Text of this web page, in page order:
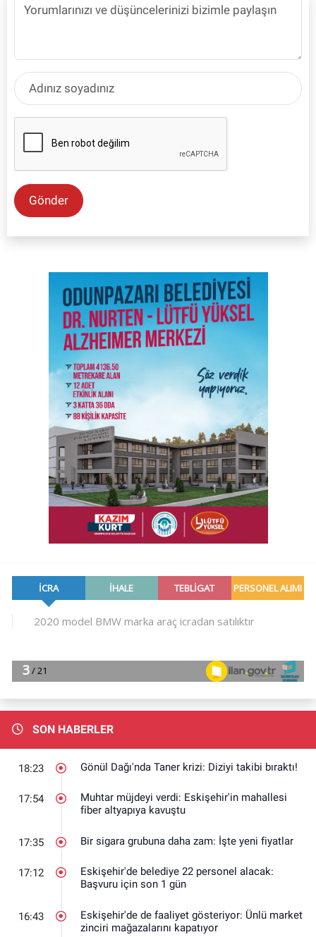
Gönder
SON HABERLER
18:23 Gönül Dağı'nda Taner krizi: Diziyi takibi bıraktı!
17:54
Muhtar müjdeyi verdi: Eskişehir'in mahallesi
fiber altyapıya kavuştu
17:35 Bir sigara grubuna daha zam: İşte yeni fiyatlar
17:12
Eskişehir'de belediye 22 personel alacak:
Başvuru için son 1 gün
16:43
Eskişehir'de de faaliyet gösteriyor: Ünlü market
zinciri mağazalarını kapatıyor